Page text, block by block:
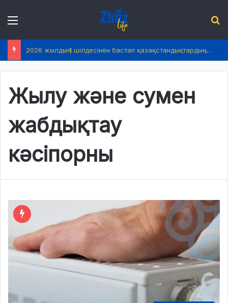
2026 жылдың 1 шілдесінен бастап қазақстандықтардың өмірінде не өзгереді?
Жылу және сумен
жабдықтау
кәсіпорны